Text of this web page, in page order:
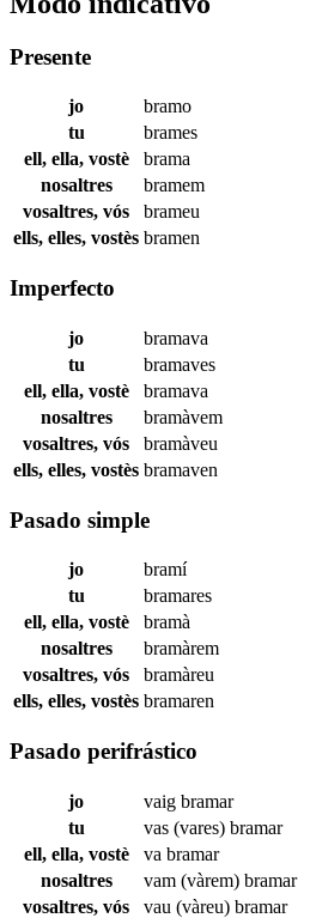
Presente
jo
bramo
tu
brames
ell, ella, vostè
brama
nosaltres
bramem
vosaltres, vós
brameu
ells, elles, vostès bramen
Imperfecto
jo
bramava
tu
bramaves
ell, ella, vostè
bramava
nosaltres
bramàvem
vosaltres, vós
bramàveu
ells, elles, vostès bramaven
Pasado simple
jo
bramí
tu
bramares
ell, ella, vostè
bramà
nosaltres
bramàrem
vosaltres, vós
bramàreu
ells, elles, vostès bramaren
Pasado perifrástico
jo vaig bramar
tu
vas (vares) bramar
ell, ella, vostè
va bramar
nosaltres
vam (vàrem) bramar
vosaltres, vós
vau (vàreu) bramar